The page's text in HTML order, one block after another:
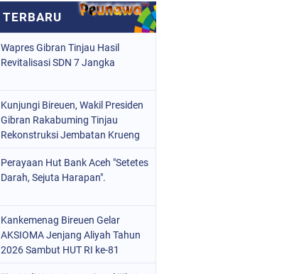
Wapres Gibran Tinjau Hasil
Revitalisasi SDN 7 Jangka
Kunjungi Bireuen, Wakil Presiden
Gibran Rakabuming Tinjau
Rekonstruksi Jembatan Krueng
Perayaan Hut Bank Aceh "Setetes
Darah, Sejuta Harapan".
Kankemenag Bireuen Gelar
AKSIOMA Jenjang Aliyah Tahun
2026 Sambut HUT RI ke-81